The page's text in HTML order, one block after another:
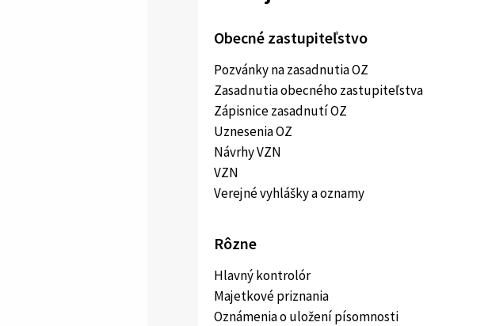
Obecné zastupiteľstvo
Pozvánky na zasadnutia OZ
Zasadnutia obecného zastupiteľstva
Zápisnice zasadnutí OZ
Uznesenia OZ
Návrhy VZN
VZN
Verejné vyhlášky a oznamy
Rôzne
Hlavný kontrolór
Majetkové priznania
Oznámenia o uložení písomnosti